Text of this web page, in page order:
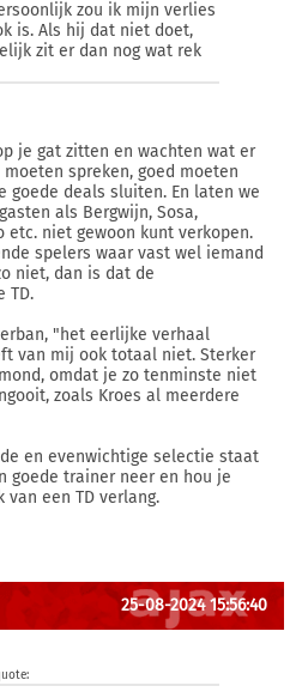
zou ik mijn verlies
is. Als hij dat niet doet,
zit er dan nog wat rek
je gat zitten en wachten wat er
spreken, goed moeten
goede deals sluiten. En laten we
als Bergwijn, Sosa,
etc. niet gewoon kunt verkopen.
spelers waar vast wel iemand
niet, dan is dat de
TD.
"het eerlijke verhaal
van mij ook totaal niet. Sterker
omdat je zo tenminste niet
zoals Kroes al meerdere
en evenwichtige selectie staat
goede trainer neer en hou je
een TD verlang.
25-08-2024 15:56:40